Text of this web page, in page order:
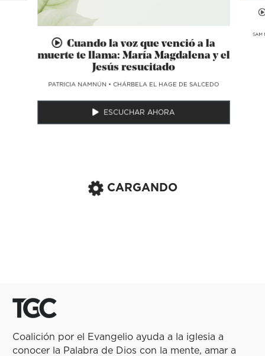
Cuando la voz que venció a la
muerte te llama: María Magdalena y el
Jesús resucitado
​PATRICIA NAMNÚN •CHÁRBELA EL HAGE DE SALCEDO
ESCUCHAR AHORA
SAM
CARGANDO
Coalición por el Evangelio ayuda a la iglesia a
conocer la Palabra de Dios con la mente, amar a